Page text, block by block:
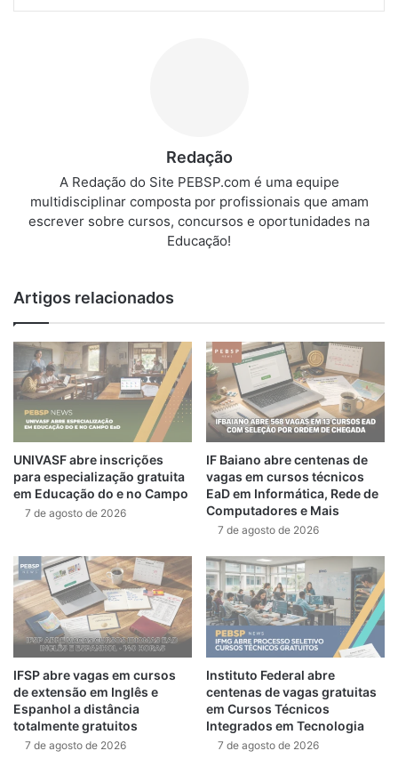
Redação
A Redação do Site PEBSP.com é uma equipe
multidisciplinar composta por profissionais que amam
escrever sobre cursos, concursos e oportunidades na
Educação!
Artigos relacionados
UNIVASF abre inscrições
para especialização gratuita
em Educação do e no Campo
7 de agosto de 2026
IF Baiano abre centenas de
vagas em cursos técnicos
EaD em Informática, Rede de
Computadores e Mais
7 de agosto de 2026
IFSP abre vagas em cursos
de extensão em Inglês e
Espanhol a distância
totalmente gratuitos
7 de agosto de 2026
Instituto Federal abre
centenas de vagas gratuitas
em Cursos Técnicos
Integrados em Tecnologia
7 de agosto de 2026